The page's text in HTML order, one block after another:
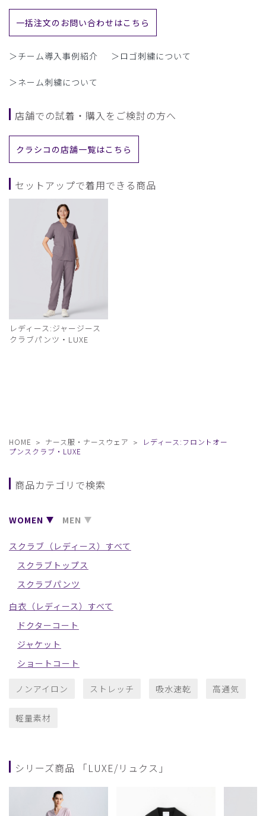
一括注文のお問い合わせはこちら
＞チーム導入事例紹介 ＞ロゴ刺繍について
＞ネーム刺繍について
店舗での試着・購入をご検討の方へ
クラシコの店舗一覧はこちら
セットアップで着用できる商品
レディース:ジャージース
クラブパンツ・LUXE
HOME ナース服・ナースウェア
レディース:フロントオー
プンスクラブ・LUXE
商品カテゴリで検索
WOMEN MEN
スクラブ（レディース）すべて
スクラブトップス
スクラブパンツ
白衣（レディース）すべて
ドクターコート
ジャケット
ショートコート
ノンアイロン ストレッチ 吸水速乾 高通気
軽量素材
シリーズ商品 「LUXE/リュクス」